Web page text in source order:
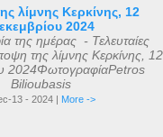
λίμνης Κερκίνης, 12
2024
της ημέρας - Τελευταίες
της λίμνης Κερκίνης, 12
2024ΦωτογραφίαPetros
Bilioubasis
13 - 2024 | More ->